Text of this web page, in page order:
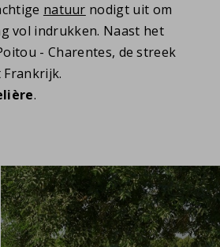
natuur nodigt uit om
vol indrukken. Naast het
- Charentes, de streek
Frankrijk.
.